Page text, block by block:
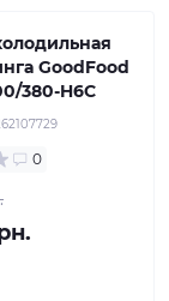
GoodFood
380-H6C
0